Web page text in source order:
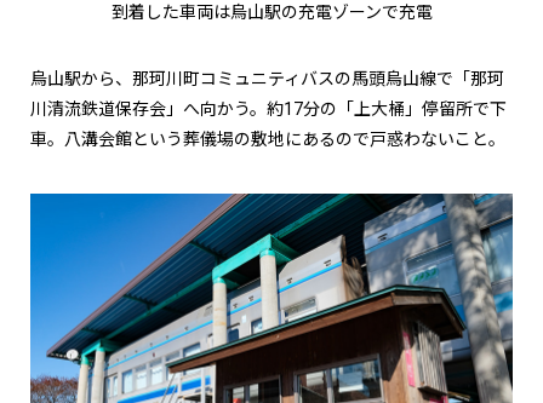
到着した車両は烏山駅の充電ゾーンで充電
烏山駅から、那珂川町コミュニティバスの馬頭烏山線で「那珂
川清流鉄道保存会」へ向かう。約17分の「上大桶」停留所で下
車。八溝会館という葬儀場の敷地にあるので戸惑わないこと。